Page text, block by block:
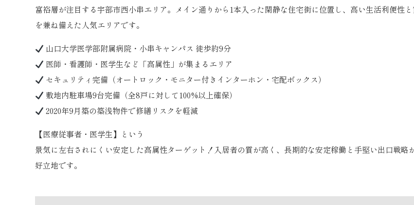
富裕層が注目する宇部市西小串エリア。メイン通りから1本入った閑静な住宅街に位置し、高い生活利便性
を兼ね備えた人気エリアです。
山口大学医学部附属病院・小串キャンパス 徒歩約9分
医師・看護師・医学生など「高属性」が集まるエリア
セキュリティ完備（オートロック・モニター付きインターホン・宅配ボックス）
敷地内駐車場9台完備（全8戸に対して100%以上確保）
2020年9月築の築浅物件で修繕リスクを軽減
【医療従事者・医学生】という
景気に左右されにくい安定した高属性ターゲット！入居者の質が高く、長期的な安定稼働と手堅い出口戦略
好立地です。